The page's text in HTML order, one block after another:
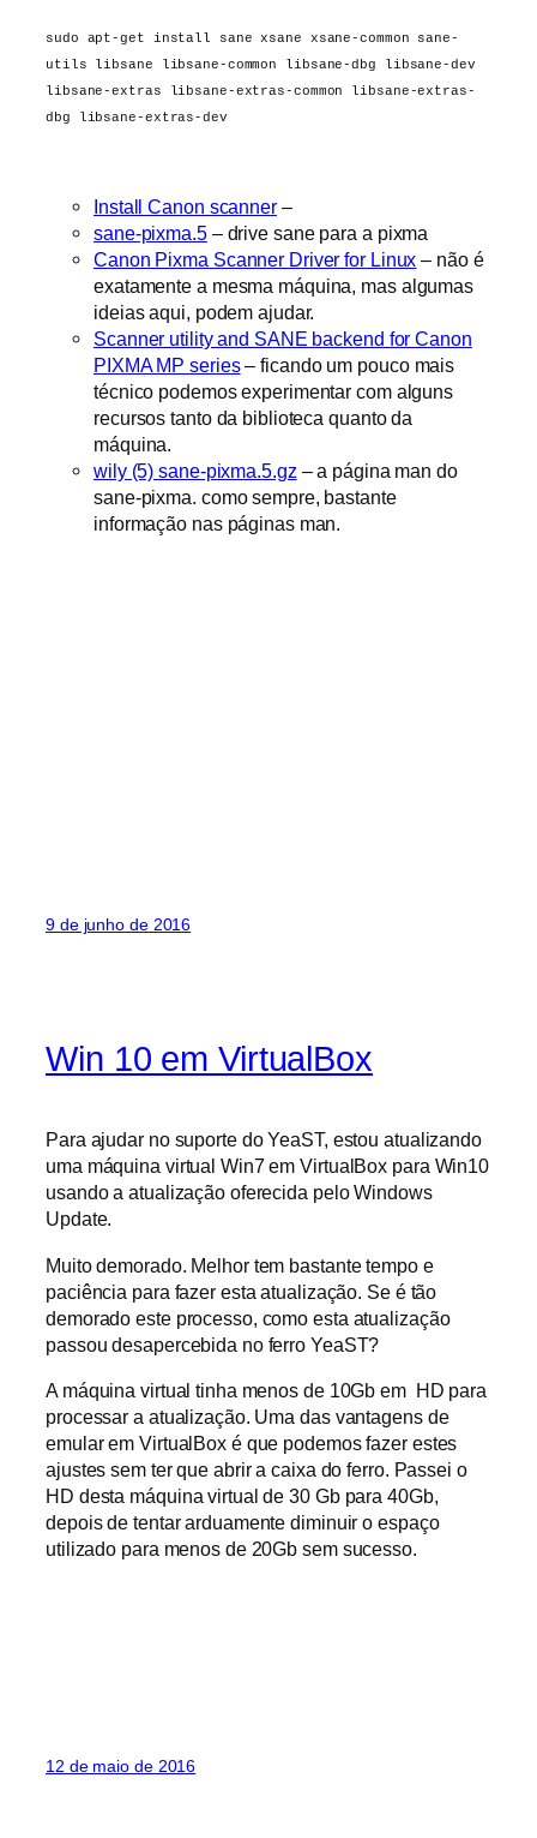
sudo apt-get install sane xsane xsane-common sane-
utils libsane libsane-common libsane-dbg libsane-dev
libsane-extras libsane-extras-common libsane-extras-
dbg libsane-extras-dev
Install Canon scanner–
sane-pixma.5– drive sane para a pixma
Canon Pixma Scanner Driver for Linux – não é
exatamente a mesma máquina, mas algumas
ideias aqui, podem ajudar.
Scanner utility and SANE backend for Canon
PIXMA MP series– ficando um pouco mais
técnico podemos experimentar com alguns
recursos tanto da biblioteca quanto da
máquina.
wily (5) sane-pixma.5.gz – a página man do
sane-pixma. como sempre, bastante
informação nas páginas man.
9 de junho de 2016
Win 10 em VirtualBox
Para ajudar no suporte do YeaST, estou atualizando
uma máquina virtual Win7 em VirtualBox para Win10
usando a atualização oferecida pelo Windows
Update.
Muito demorado. Melhor tem bastante tempo e
paciência para fazer esta atualização. Se é tão
demorado este processo, como esta atualização
passou desapercebida no ferro YeaST?
A máquina virtual tinha menos de 10Gb em HD para
processar a atualização. Uma das vantagens de
emular em VirtualBox é que podemos fazer estes
ajustes sem ter que abrir a caixa do ferro. Passei o
HD desta máquina virtual de 30 Gb para 40Gb,
depois de tentar arduamente diminuir o espaço
utilizado para menos de 20Gb sem sucesso.
12 de maio de 2016